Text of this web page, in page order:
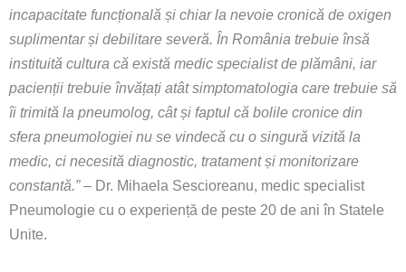
incapacitate funcțională și chiar la nevoie cronică de oxigen
suplimentar și debilitare severă. În România trebuie însă
instituită cultura că există medic specialist de plămâni, iar
pacienții trebuie învățați atât simptomatologia care trebuie să
îi trimită la pneumolog, cât și faptul că bolile cronice din
sfera pneumologiei nu se vindecă cu o singură vizită la
medic, ci necesită diagnostic, tratament și monitorizare
constantă.”– Dr. Mihaela Sescioreanu, medic specialist
Pneumologie cu o experiență de peste 20 de ani în Statele
Unite.